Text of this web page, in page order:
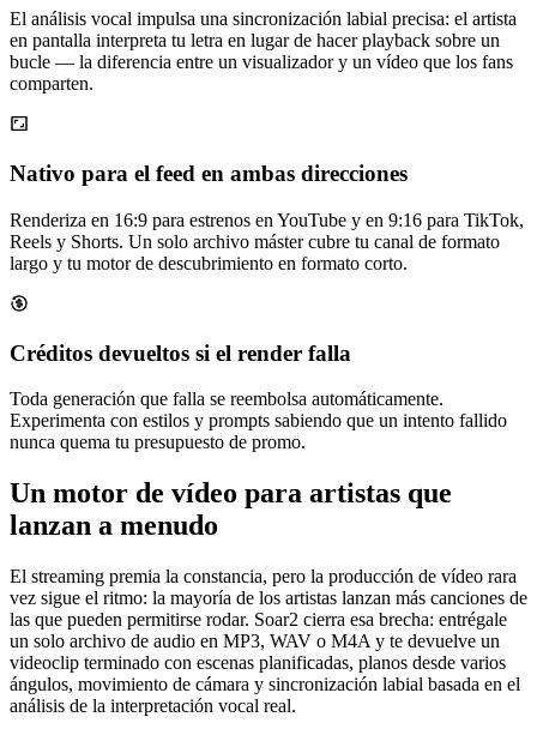
El análisis vocal impulsa una sincronización labial precisa: el artista
en pantalla interpreta tu letra en lugar de hacer playback sobre un
bucle — la diferencia entre un visualizador y un vídeo que los fans
comparten.
Nativo para el feed en ambas direcciones
Renderiza en 16:9 para estrenos en YouTube y en 9:16 para TikTok,
Reels y Shorts. Un solo archivo máster cubre tu canal de formato
largo y tu motor de descubrimiento en formato corto.
Créditos devueltos si el render falla
Toda generación que falla se reembolsa automáticamente.
Experimenta con estilos y prompts sabiendo que un intento fallido
nunca quema tu presupuesto de promo.
Un motor de vídeo para artistas que
lanzan a menudo
El streaming premia la constancia, pero la producción de vídeo rara
vez sigue el ritmo: la mayoría de los artistas lanzan más canciones de
las que pueden permitirse rodar. Soar2 cierra esa brecha: entrégale
un solo archivo de audio en MP3, WAV o M4A y te devuelve un
videoclip terminado con escenas planificadas, planos desde varios
ángulos, movimiento de cámara y sincronización labial basada en el
análisis de la interpretación vocal real.